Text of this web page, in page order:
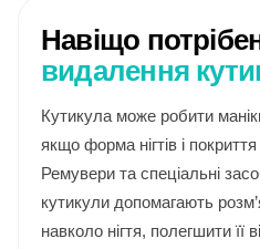
Навіщо
видалення
Кутикула може робити
якщо форма нігтів і
Ремувери та спеціальні
кутикули допомагають
навколо нігтя, полегшити